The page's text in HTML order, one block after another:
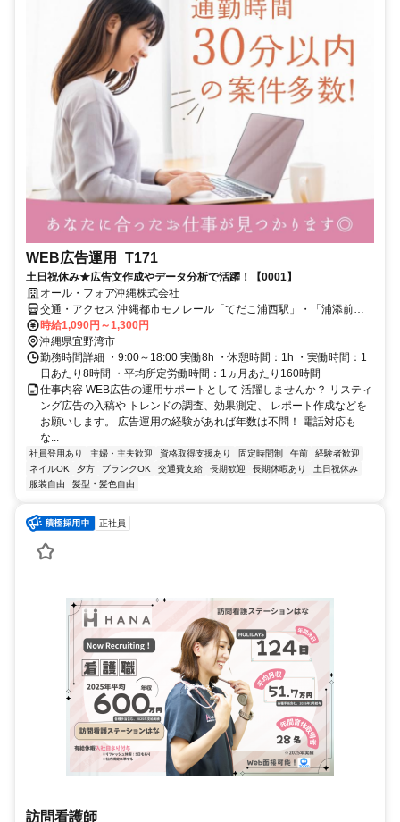
WEB広告運用_T171
土日祝休み★広告文作成やデータ分析で活躍！【0001】
オール・フォア沖縄株式会社
交通・アクセス 沖縄都市モノレール「てだこ浦西駅」・「浦添前田
駅」・「経塚駅」
時給1,090円～1,300円
沖縄県宜野湾市
勤務時間詳細 ・9:00～18:00 実働8h ・休憩時間：1h ・実働時間：1
日あたり8時間 ・平均所定労働時間：1ヵ月あたり160時間
仕事内容 WEB広告の運用サポートとして 活躍しませんか？ リスティ
ング広告の入稿や トレンドの調査、効果測定、 レポート作成などを
お願いします。 広告運用の経験があれば年数は不問！ 電話対応も
な...
社員登用あり 主婦・主夫歓迎 資格取得支援あり 固定時間制 午前
経験者歓迎
ネイルOK
夕方 ブランクOK 交通費支給 長期歓迎 長期休暇あり
土日祝休み
服装自由
髪型・髪色自由
正社員
訪問看護師